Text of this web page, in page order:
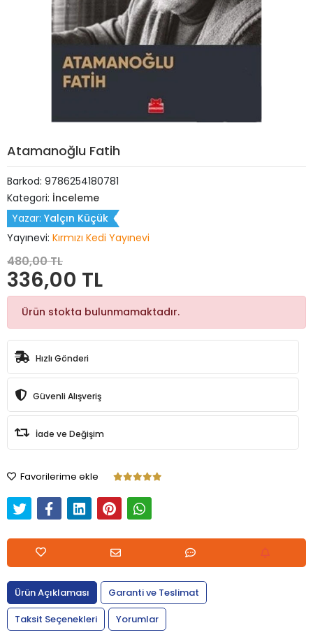
Atamanoğlu Fatih
Barkod: 9786254180781
Kategori: İnceleme
Yazar: Yalçın Küçük
Yayınevi: Kırmızı Kedi Yayınevi
480,00 TL
336,00 TL
Ürün stokta bulunmamaktadır.
Hızlı Gönderi
Güvenli Alışveriş
İade ve Değişim
Favorilerime ekle
Ürün Açıklaması
Garanti ve Teslimat
Taksit Seçenekleri
Yorumlar